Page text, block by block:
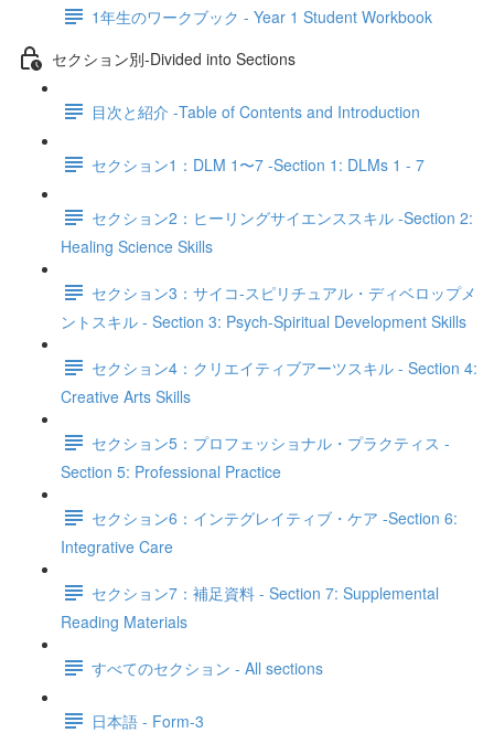
1年生のワークブック - Year 1 Student Workbook
セクション別‐Divided into Sections
目次と紹介 -Table of Contents and Introduction
セクション1：DLM 1〜7 -Section 1: DLMs 1 - 7
セクション2：ヒーリングサイエンススキル -Section 2:
Healing Science Skills
セクション3：サイコ‐スピリチュアル・ディベロップメ
ントスキル - Section 3: Psych-Spiritual Development Skills
セクション4：クリエイティブアーツスキル - Section 4:
Creative Arts Skills
セクション5：プロフェッショナル・プラクティス -
Section 5: Professional Practice
セクション6：インテグレイティブ・ケア -Section 6:
Integrative Care
セクション7：補足資料 - Section 7: Supplemental
Reading Materials
すべてのセクション - All sections
日本語 - Form-3